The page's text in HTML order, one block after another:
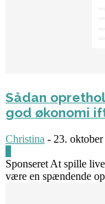
Sådan
god økonomi
Christina - 23.
Sponseret At spille
være en spændende